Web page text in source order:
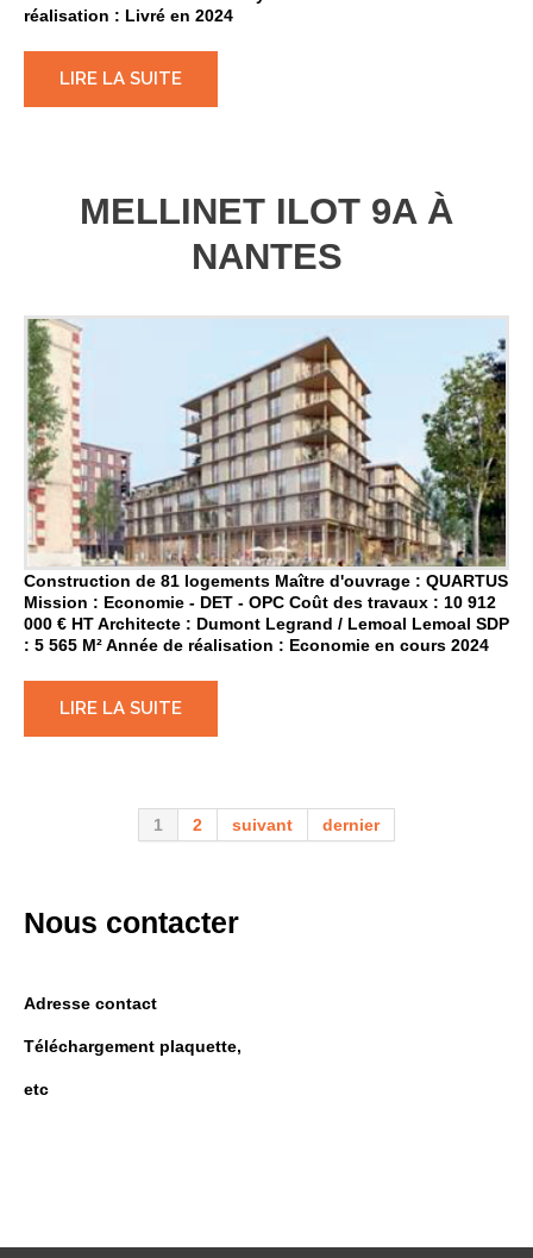
réalisation : Livré en 2024
LIRE LA SUITE
MELLINET ILOT 9A À
NANTES
Construction de 81 logements Maître d'ouvrage : QUARTUS
Mission : Economie - DET - OPC Coût des travaux : 10 912
000 € HT Architecte : Dumont Legrand / Lemoal Lemoal SDP
: 5 565 M² Année de réalisation : Economie en cours 2024
LIRE LA SUITE
1 2 suivant dernier
Nous contacter
Adresse contact
Téléchargement plaquette,
etc